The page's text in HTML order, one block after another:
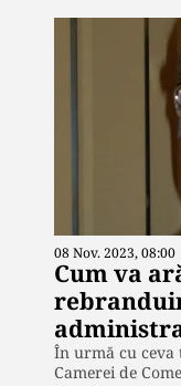
08 Nov. 2023, 08:00
Cum va
În urmă cu
Camerei de